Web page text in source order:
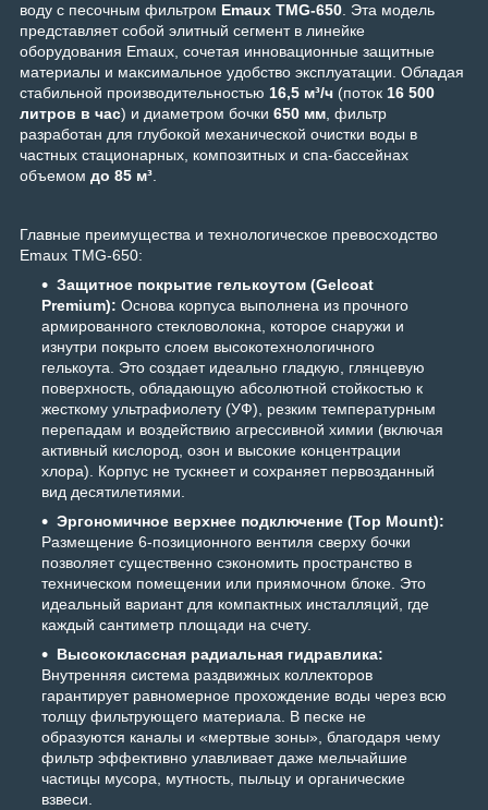
воду с песочным фильтром Emaux TMG-650. Эта модель
представляет собой элитный сегмент в линейке
оборудования Emaux, сочетая инновационные защитные
материалы и максимальное удобство эксплуатации. Обладая
стабильной производительностью 16,5 м³/ч (поток 16 500
литров в час) и диаметром бочки 650 мм, фильтр
разработан для глубокой механической очистки воды в
частных стационарных, композитных и спа-бассейнах
объемом до 85 м³.
Главные преимущества и технологическое превосходство
Emaux TMG-650:
Защитное покрытие гелькоутом (Gelcoat
Premium): Основа корпуса выполнена из прочного
армированного стекловолокна, которое снаружи и
изнутри покрыто слоем высокотехнологичного
гелькоута. Это создает идеально гладкую, глянцевую
поверхность, обладающую абсолютной стойкостью к
жесткому ультрафиолету (УФ), резким температурным
перепадам и воздействию агрессивной химии (включая
активный кислород, озон и высокие концентрации
хлора). Корпус не тускнеет и сохраняет первозданный
вид десятилетиями.
Эргономичное верхнее подключение (Top Mount):
Размещение 6-позиционного вентиля сверху бочки
позволяет существенно сэкономить пространство в
техническом помещении или приямочном блоке. Это
идеальный вариант для компактных инсталляций, где
каждый сантиметр площади на счету.
Высококлассная радиальная гидравлика:
Внутренняя система раздвижных коллекторов
гарантирует равномерное прохождение воды через всю
толщу фильтрующего материала. В песке не
образуются каналы и «мертвые зоны», благодаря чему
фильтр эффективно улавливает даже мельчайшие
частицы мусора, мутность, пыльцу и органические
взвеси.